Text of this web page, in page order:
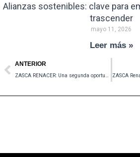
Alianzas sostenibles: clave para
trascender
mayo 11, 2026
Leer más »
ANTERIOR